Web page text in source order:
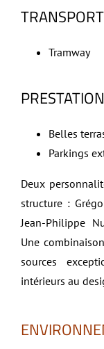
Tramway
Belles
Parkings
Deux
structure :
Jean-Philippe
Une
sources
intérieurs au